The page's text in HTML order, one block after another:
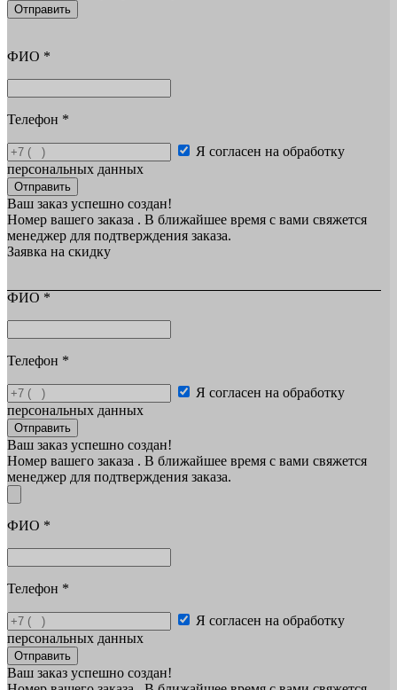
Отправить
ФИО *
Телефон *
Я согласен на обработку
персональных данных
Отправить
Ваш заказ успешно создан!
Номер вашего заказа . В ближайшее время с вами свяжется
менеджер для подтверждения заказа.
Заявка на скидку
ФИО *
Телефон *
Я согласен на обработку
персональных данных
Отправить
Ваш заказ успешно создан!
Номер вашего заказа . В ближайшее время с вами свяжется
менеджер для подтверждения заказа.
ФИО *
Телефон *
Я согласен на обработку
персональных данных
Отправить
Ваш заказ успешно создан!